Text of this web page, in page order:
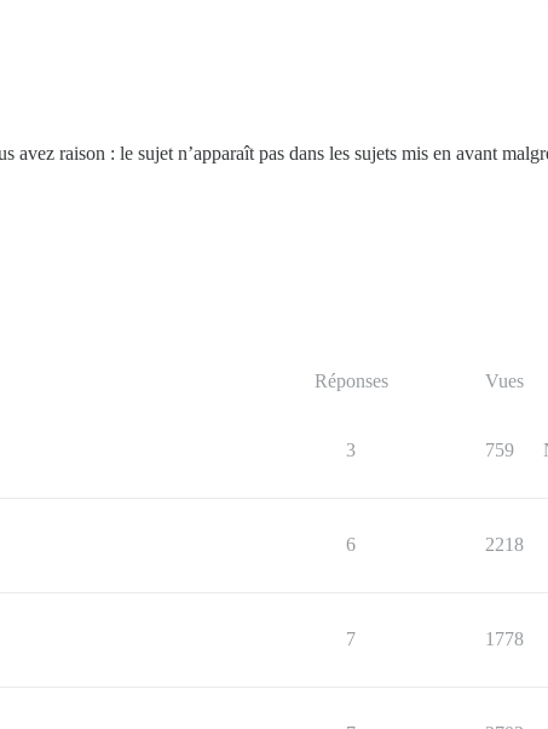
raison : le sujet n’apparaît pas dans les sujets mis en avant
Réponses Vues
3 759
6 2218
7 1778